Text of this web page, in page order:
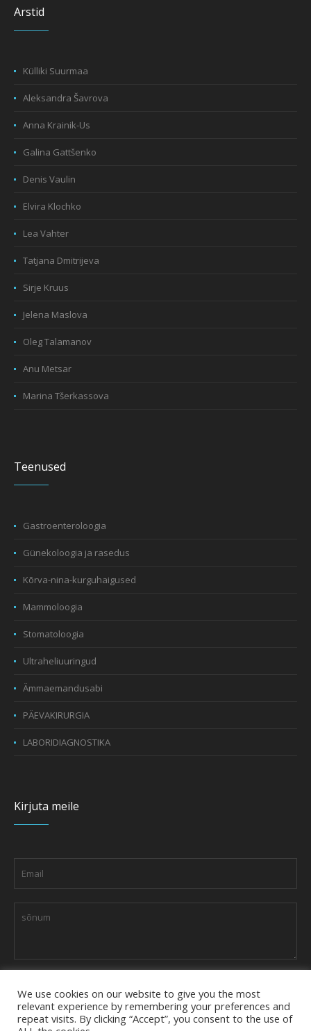
Arstid
Külliki Suurmaa
Aleksandra Šavrova
Anna Krainik-Us
Galina Gattšenko
Denis Vaulin
Elvira Klochko
Lea Vahter
Tatjana Dmitrijeva
Sirje Kruus
Jelena Maslova
Oleg Talamanov
Anu Metsar
Marina Tšerkassova
Teenused
Gastroenteroloogia
Günekoloogia ja rasedus
Kõrva-nina-kurguhaigused
Mammoloogia
Stomatoloogia
Ultraheliuuringud
Ämmaemandusabi
PÄEVAKIRURGIA
LABORIDIAGNOSTIKA
Kirjuta meile
We use cookies on our website to give you the most
relevant experience by remembering your preferences and
repeat visits. By clicking “Accept”, you consent to the use of